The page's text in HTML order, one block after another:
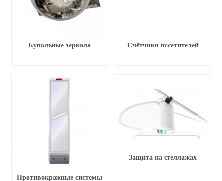
Купольные зеркала Счётчики посетителей
Противокражные системы
Защита на стеллажах